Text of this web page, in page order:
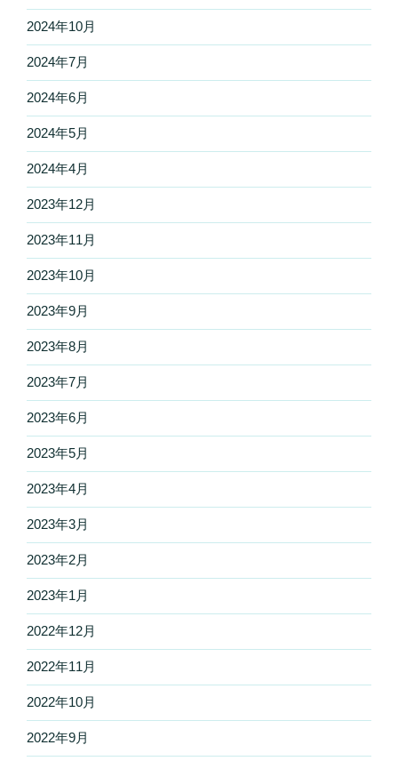
2024年10月
2024年7月
2024年6月
2024年5月
2024年4月
2023年12月
2023年11月
2023年10月
2023年9月
2023年8月
2023年7月
2023年6月
2023年5月
2023年4月
2023年3月
2023年2月
2023年1月
2022年12月
2022年11月
2022年10月
2022年9月